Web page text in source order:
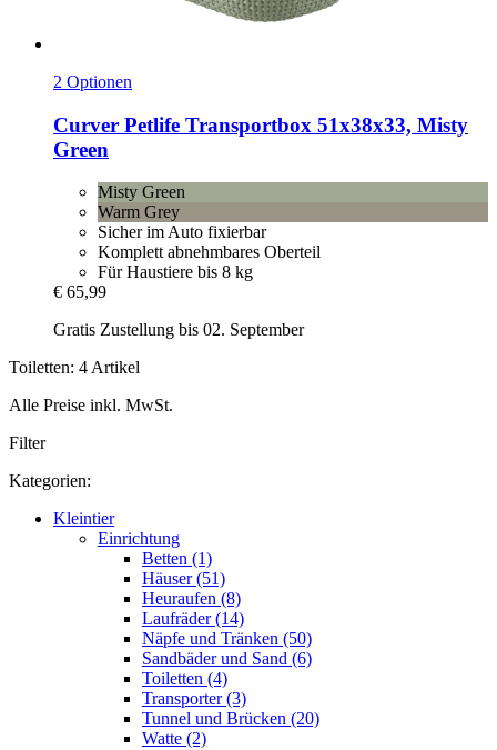
2 Optionen
Curver Petlife Transportbox 51x38x33, Misty
Green
Misty Green
Warm Grey
Sicher im Auto fixierbar
Komplett abnehmbares Oberteil
Für Haustiere bis 8 kg
€ 65,99
Gratis Zustellung bis 02. September
Toiletten: 4 Artikel
Alle Preise inkl. MwSt.
Filter
Kategorien:
Kleintier
Einrichtung
Betten (1)
Häuser (51)
Heuraufen (8)
Laufräder (14)
Näpfe und Tränken (50)
Sandbäder und Sand (6)
Toiletten (4)
Transporter (3)
Tunnel und Brücken (20)
Watte (2)